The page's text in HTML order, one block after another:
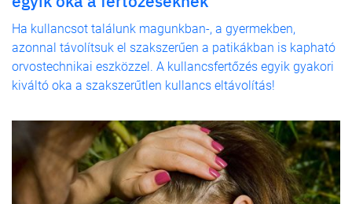
Ha kullancsot találunk magunkban-, a gyermekben,
azonnal távolítsuk el szakszerűen a patikákban is kapható
orvostechnikai eszközzel. A kullancsfertőzés egyik gyakori
kiváltó oka a szakszerűtlen kullancs eltávolítás!